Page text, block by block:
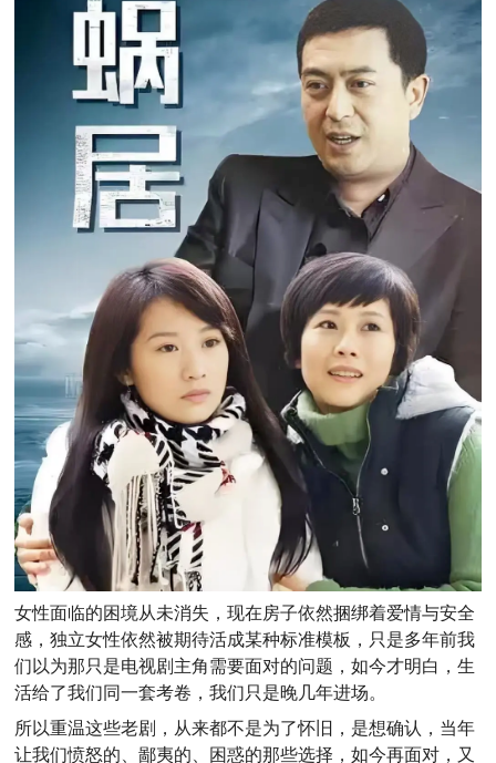
女性面临的困境从未消失，现在房子依然捆绑着爱情与安全
感，独立女性依然被期待活成某种标准模板，只是多年前我
们以为那只是电视剧主角需要面对的问题，如今才明白，生
活给了我们同一套考卷，我们只是晚几年进场。
所以重温这些老剧，从来都不是为了怀旧，是想确认，当年
让我们愤怒的、鄙夷的、困惑的那些选择，如今再面对，又